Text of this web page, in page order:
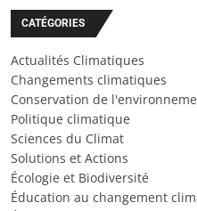
CATÉGORIES
Actualités Climatiques
Changements climatiques
Conservation de
Politique climatique
Sciences du Climat
Solutions et Actions
Écologie et Biodiversité
Éducation au changement